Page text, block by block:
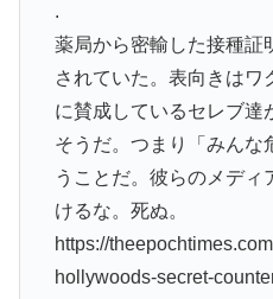
.
薬局から密輸した接種証
されていた。表向きはワ
に賛成しているセレブ達
そうだ。つまり「みんな
うことだ。彼らのメディ
けるな。死ぬ。
https://
hollywoods-secret-